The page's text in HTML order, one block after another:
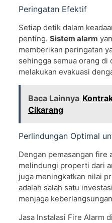
Peringatan Efektif
Setiap detik dalam
penting. Sistem alarm
memberikan peringatan
sehingga semua orang di
melakukan evakuasi
Baca Lainnya
Cikarang
Perlindungan Optimal
Dengan pemasangan fire
melindungi properti dari
juga meningkatkan nilai
adalah salah satu
menjaga
Jasa Instalasi Fire Alarm